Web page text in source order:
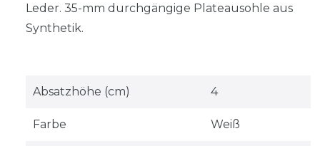
Leder. 35-mm durchgängige Plateausohle aus
Synthetik.
Absatzhöhe (cm) 4
Farbe Weiß